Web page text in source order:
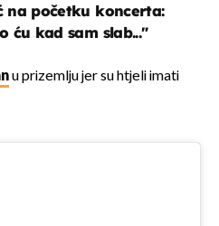
na početku koncerta:
ću kad sam slab..."
u prizemlju jer su htjeli imati